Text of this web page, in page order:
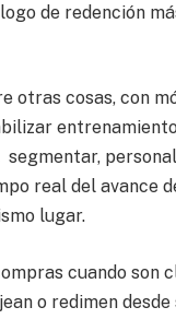
de redención
otras cosas, con
segmentar,
real del avance
lugar.
cuando son
o redimen